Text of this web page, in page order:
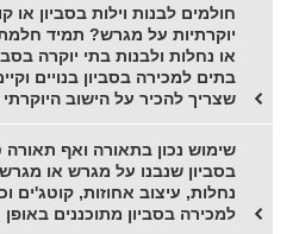
חולמים לבנות וילות בסביון או
יוקרתיות על מגרש? תמיד
או נחלות ולבנות בתי יוקרה
בתים למכירה בסביון בנויים
שצריך להכיר על הישוב היוקרתי
שימוש נכון בתאורה ואף תאורה
בסביון שנבנו על מגרש או
נחלות, עיצוב אחוזות, קוטג'ים
למכירה בסביון מתוכננים